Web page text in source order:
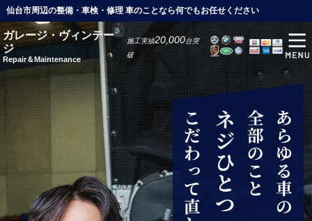
仙台市周辺の整備・車検・修理 車のことなら何でもお任せください
ガレージ・ヴィンテー
ジ
Repair＆Maintenance
施工実績20,000台突
破